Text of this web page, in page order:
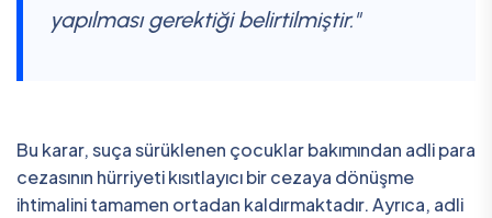
yapılması gerektiği belirtilmiştir."
Bu karar, suça sürüklenen çocuklar bakımından adli para
cezasının hürriyeti kısıtlayıcı bir cezaya dönüşme
ihtimalini tamamen ortadan kaldırmaktadır. Ayrıca, adli